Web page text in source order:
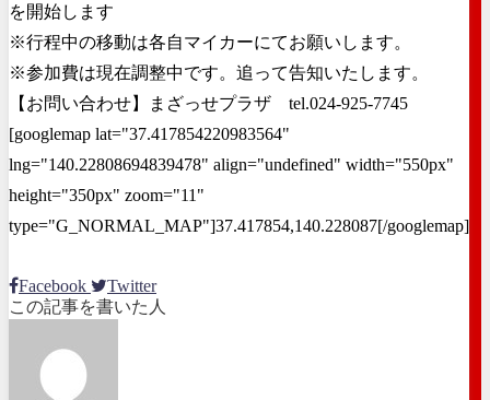
を開始します
※行程中の移動は各自マイカーにてお願いします。
※参加費は現在調整中です。追って告知いたします。
【お問い合わせ】まざっせプラザ tel.024-925-7745
[googlemap lat="37.417854220983564"
lng="140.22808694839478" align="undefined" width="550px"
height="350px" zoom="11"
type="G_NORMAL_MAP"]37.417854,140.228087[/googlemap]
Facebook
Twitter
この記事を書いた人